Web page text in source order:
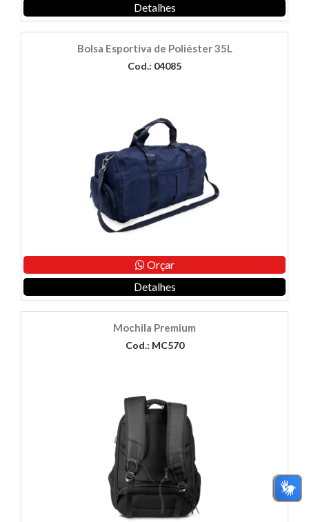
Detalhes
Bolsa Esportiva de Poliéster 35L
Cod.: 04085
Orçar
Detalhes
Mochila Premium
Cod.: MC570